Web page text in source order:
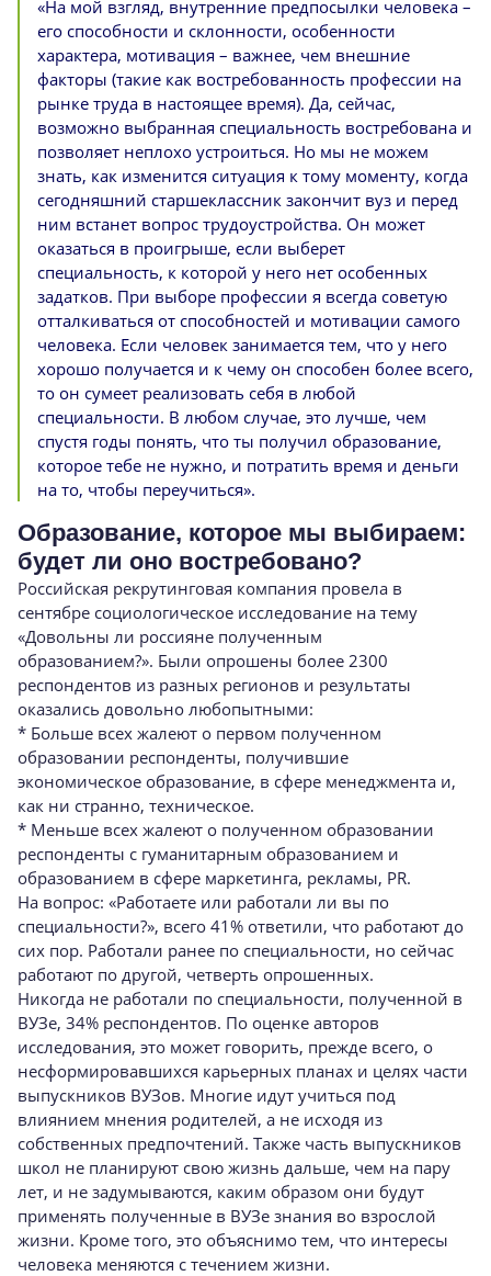
«На мой взгляд, внутренние предпосылки человека –
его способности и склонности, особенности
характера, мотивация – важнее, чем внешние
факторы (такие как востребованность профессии на
рынке труда в настоящее время). Да, сейчас,
возможно выбранная специальность востребована и
позволяет неплохо устроиться. Но мы не можем
знать, как изменится ситуация к тому моменту, когда
сегодняшний старшеклассник закончит вуз и перед
ним встанет вопрос трудоустройства. Он может
оказаться в проигрыше, если выберет
специальность, к которой у него нет особенных
задатков. При выборе профессии я всегда советую
отталкиваться от способностей и мотивации самого
человека. Если человек занимается тем, что у него
хорошо получается и к чему он способен более всего,
то он сумеет реализовать себя в любой
специальности. В любом случае, это лучше, чем
спустя годы понять, что ты получил образование,
которое тебе не нужно, и потратить время и деньги
на то, чтобы переучиться».
Образование, которое мы выбираем:
будет ли оно востребовано?
Российская рекрутинговая компания провела в
сентябре социологическое исследование на тему
«Довольны ли россияне полученным
образованием?». Были опрошены более 2300
респондентов из разных регионов и результаты
оказались довольно любопытными:
* Больше всех жалеют о первом полученном
образовании респонденты, получившие
экономическое образование, в сфере менеджмента и,
как ни странно, техническое.
* Меньше всех жалеют о полученном образовании
респонденты с гуманитарным образованием и
образованием в сфере маркетинга, рекламы, PR.
На вопрос: «Работаете или работали ли вы по
специальности?», всего 41% ответили, что работают до
сих пор. Работали ранее по специальности, но сейчас
работают по другой, четверть опрошенных.
Никогда не работали по специальности, полученной в
ВУЗе, 34% респондентов. По оценке авторов
исследования, это может говорить, прежде всего, о
несформировавшихся карьерных планах и целях части
выпускников ВУЗов. Многие идут учиться под
влиянием мнения родителей, а не исходя из
собственных предпочтений. Также часть выпускников
школ не планируют свою жизнь дальше, чем на пару
лет, и не задумываются, каким образом они будут
применять полученные в ВУЗе знания во взрослой
жизни. Кроме того, это объяснимо тем, что интересы
человека меняются с течением жизни.